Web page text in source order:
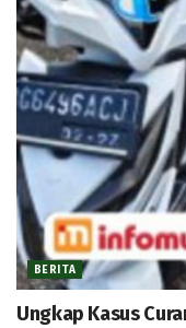
BERITA
Ungkap Kasus